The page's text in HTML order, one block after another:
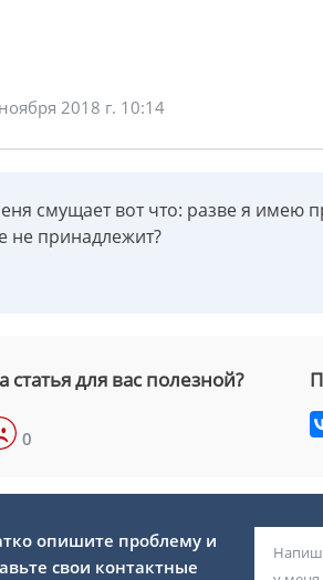
2018 г. 10:14
смущает вот что: разве я имею
не принадлежит?
статья для вас полезной?
0
опишите проблему и
свои контактные